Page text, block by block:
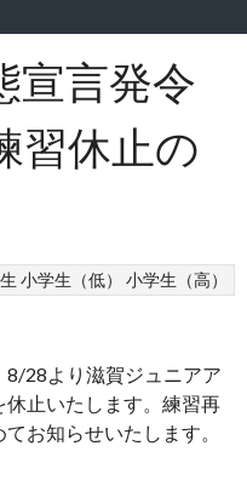
宣言発令
習休止の
小学生（低）
小学生（高）
28より滋賀ジュニアア
止いたします。練習再
お知らせいたします。